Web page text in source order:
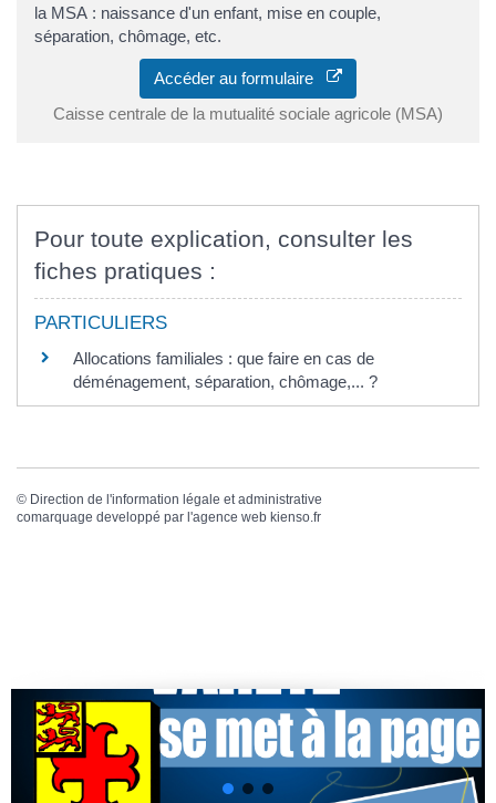
la MSA : naissance d'un enfant, mise en couple,
séparation, chômage, etc.
Accéder au formulaire
Caisse centrale de la mutualité sociale agricole (MSA)
Pour toute explication, consulter les
fiches pratiques :
PARTICULIERS
Allocations familiales : que faire en cas de
déménagement, séparation, chômage,... ?
© Direction de l'information légale et administrative
comarquage developpé par l'agence web kienso.fr